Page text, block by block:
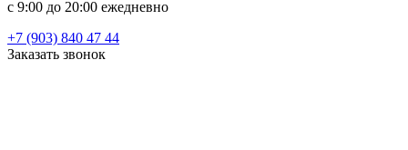
c 9:00 до 20:00 ежедневно
+7 (903) 840 47 44
Заказать звонок